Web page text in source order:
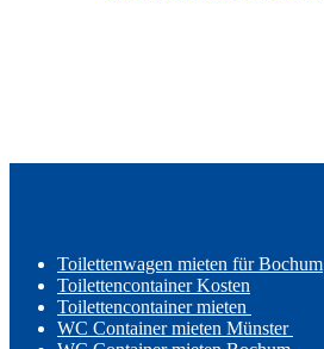
Toilettenwagen mieten für Bochum
Toilettencontainer Kosten
Toilettencontainer mieten
WC Container mieten Münster